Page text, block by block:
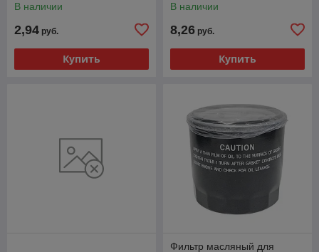
В наличии
2,94 руб.
Купить
В наличии
8,26 руб.
Купить
Фильтр масляный для